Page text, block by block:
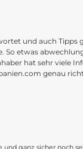
und auch Tipps
etwas
hat sehr viele
genau
ganz sicher noch